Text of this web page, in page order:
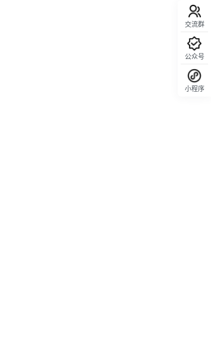
交流群
公众号
小程序